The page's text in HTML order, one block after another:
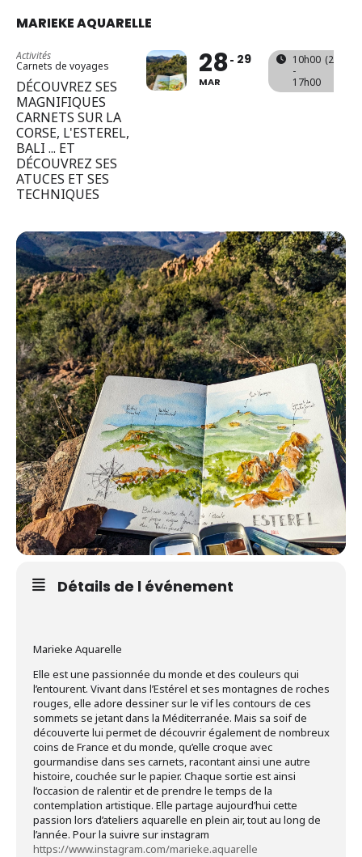
MARIEKE AQUARELLE
Activités
Carnets de voyages
DÉCOUVREZ SES
MAGNIFIQUES
CARNETS SUR LA
CORSE, L'ESTEREL,
BALI ... ET
DÉCOUVREZ SES
ATUCES ET SES
TECHNIQUES
28
MAR
29
10h00
-
17h00
(29)
Détails de l événement
Marieke Aquarelle
Elle est une passionnée du monde et des couleurs qui
l’entourent. Vivant dans l’Estérel et ses montagnes de roches
rouges, elle adore dessiner sur le vif les contours de ces
sommets se jetant dans la Méditerranée. Mais sa soif de
découverte lui permet de découvrir également de nombreux
coins de France et du monde, qu’elle croque avec
gourmandise dans ses carnets, racontant ainsi une autre
histoire, couchée sur le papier. Chaque sortie est ainsi
l’occasion de ralentir et de prendre le temps de la
contemplation artistique. Elle partage aujourd’hui cette
passion lors d’ateliers aquarelle en plein air, tout au long de
l’année. Pour la suivre sur instagram
https://www.instagram.com/marieke.aquarelle